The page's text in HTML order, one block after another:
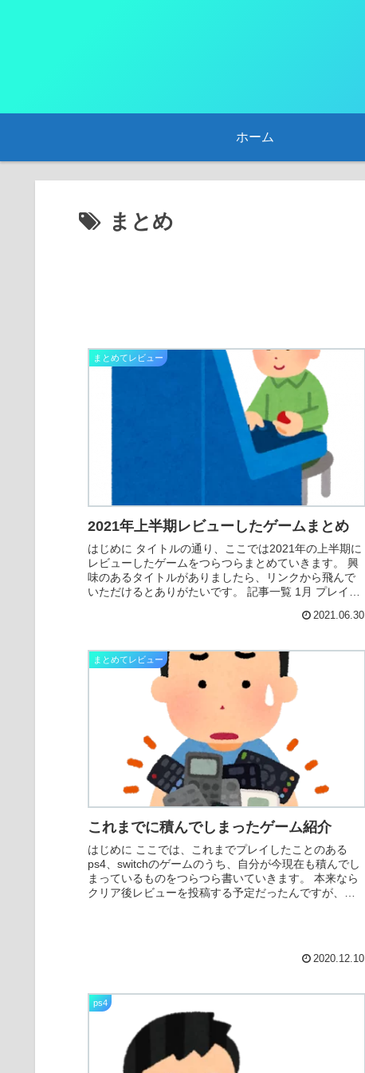
ホーム
まとめ
まとめてレビュー
2021年上半期レビューしたゲームまとめ
はじめに タイトルの通り、ここでは2021年の上半期に
レビューしたゲームをつらつらまとめていきます。 興
味のあるタイトルがありましたら、リンクから飛んで
いただけるとありがたいです。 記事一覧 1月 プレイグ
2021.06.30
まとめてレビュー
これまでに積んでしまったゲーム紹介
はじめに ここでは、これまでプレイしたことのある
ps4、switchのゲームのうち、自分が今現在も積んでし
まっているものをつらつら書いていきます。 本来なら
クリア後レビューを投稿する予定だったんですが、
2020.12.10
ps4